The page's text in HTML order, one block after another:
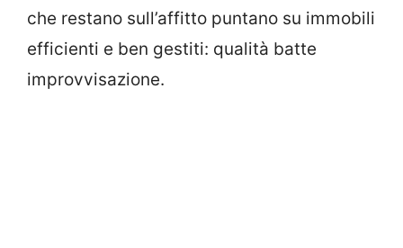
che restano sull’affitto puntano su immobili
efficienti e ben gestiti: qualità batte
improvvisazione.